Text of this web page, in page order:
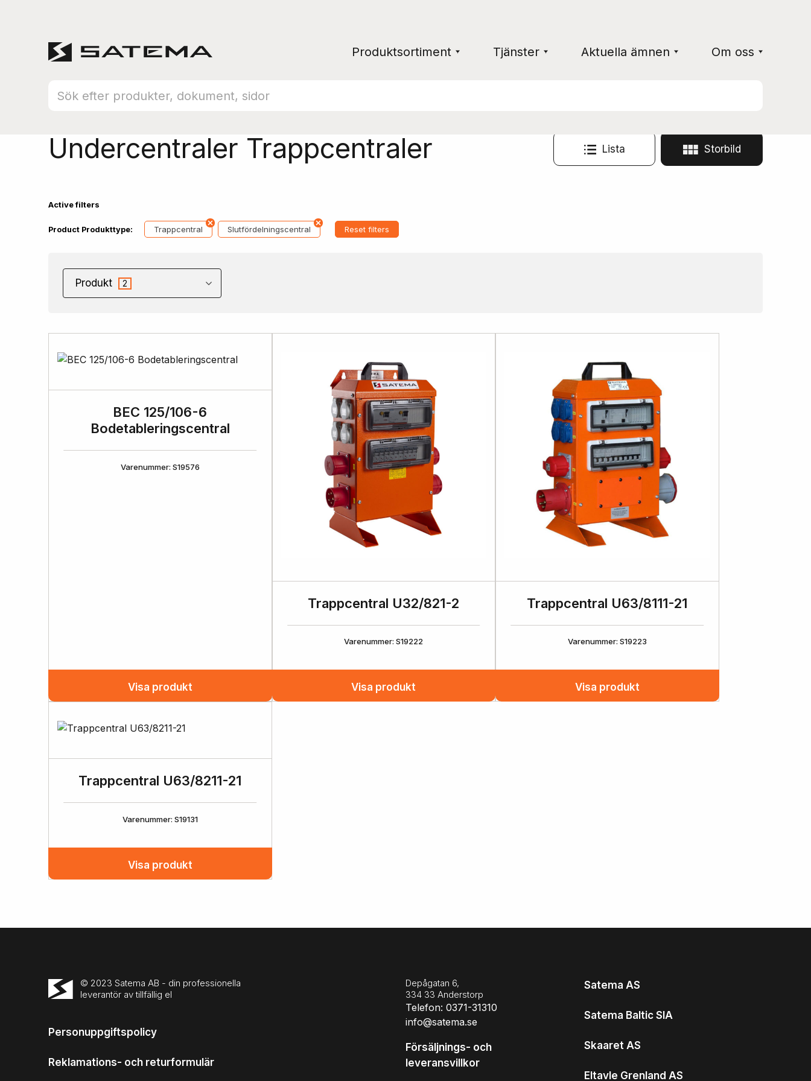
Produktsortiment Tjänster Aktuella ämnen Om oss
Hem Produktsortiment Byggcentraler
Undercentraler Trappcentraler Lista Storbild
Active filters
Product Produkttype: Trappcentral Slutfördelningscentral Reset filters
Produkt 2
BEC 125/106-6
Bodetableringscentral
Varenummer: S19576
Visa produkt
Trappcentral U32/821-2
Varenummer: S19222
Visa produkt
Trappcentral U63/8111-21
Varenummer: S19223
Visa produkt
Trappcentral U63/8211-21
Varenummer: S19131
Visa produkt
© 2023 Satema AB - din professionella
leverantör av tillfällig el
Personuppgiftspolicy
Reklamations- och returformulär
Depågatan 6,
334 33 Anderstorp
Telefon: 0371-31310
info@satema.se
Försäljnings- och
leveransvillkor
Satema AS
Satema Baltic SIA
Skaaret AS
Eltavle Grenland AS